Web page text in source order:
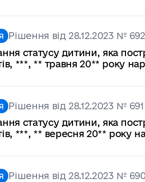
Рішення від 28.12.2023 № 692
статусу дитини, яка
***, ** травня 20** року
Рішення від 28.12.2023 № 691
статусу дитини, яка
***, ** вересня 20** року
Рішення від 28.12.2023 №